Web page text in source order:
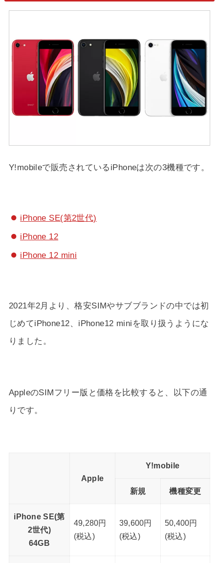
Y!mobileで販売されているiPhoneは次の3機種です。
iPhone SE(第2世代)
iPhone 12
iPhone 12 mini
2021年2月より、格安SIMやサブブランドの中では初
じめてiPhone12、iPhone12 miniを取り扱うようにな
りました。
AppleのSIMフリー版と価格を比較すると、以下の通
りです。
Apple
Y!mobile
新規 機種変更
iPhone SE(第
2世代)
64GB
49,280円
(税込)
39,600円
(税込)
50,400円
(税込)